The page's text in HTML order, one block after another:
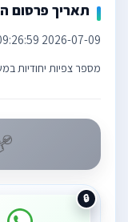
תאריך פרסום
2026-07-09 09:26:59
מספר צפיות יחודיות